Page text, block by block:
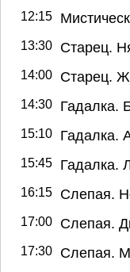
12:15
13:30 Старец.
14:00 Старец.
14:30 Гадалка.
15:10 Гадалка.
15:45 Гадалка.
16:15 Слепая.
17:00 Слепая.
17:30 Слепая.